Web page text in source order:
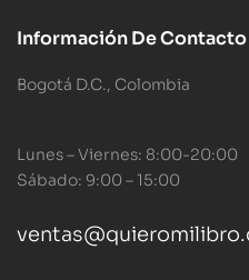
Información De Contacto
Bogotá D.C., Colombia
Lunes – Viernes: 8:00-20:00
Sábado: 9:00 – 15:00